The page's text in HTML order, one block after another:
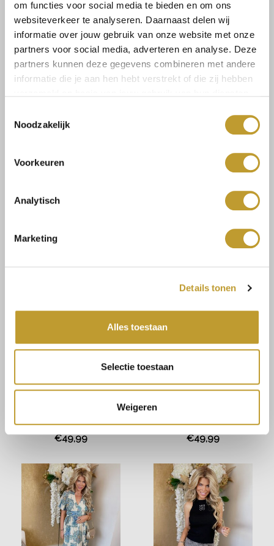
om functies voor social media te bieden en om ons
websiteverkeer te analyseren. Daarnaast delen wij
informatie over jouw gebruik van onze website met onze
partners voor social media, adverteren en analyse. Deze
partners kunnen deze gegevens combineren met andere
informatie die je aan hen hebt verstrekt of die zij hebben
Noodzakelijk
Voorkeuren
Analytisch
Marketing
Details tonen
Alles toestaan
Selectie toestaan
Weigeren
Claudine a-line belted
dress lavendel
€59,99
Kate cotton playsuit light
blue
€49,99
€49,99
€49,99 €49,99